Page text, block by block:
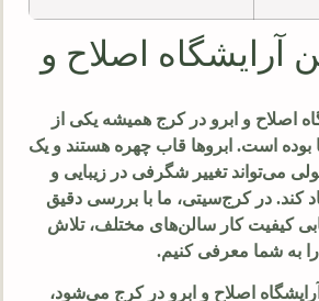
آرایشگاه اصلاح و
اصلاح و ابرو در کرج همیشه یکی از
است. ابروها قاب چهره هستند و یک
می‌تواند تغییر شگرفی در زیبایی و
کند. در کرج‌سیتی، ما با بررسی دقیق
کیفیت کار سالن‌های مختلف، تلاش
را به شما معرفی کنیم.
اصلاح و ابرو در کرج می‌شود،